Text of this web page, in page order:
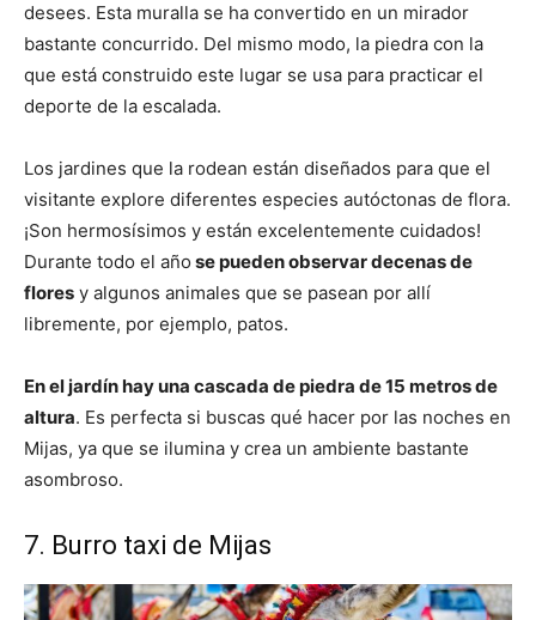
desees. Esta muralla se ha convertido en un mirador
bastante concurrido. Del mismo modo, la piedra con la
que está construido este lugar se usa para practicar el
deporte de la escalada.
Los jardines que la rodean están diseñados para que el
visitante explore diferentes especies autóctonas de flora.
¡Son hermosísimos y están excelentemente cuidados!
Durante todo el año se pueden observar decenas de
flores y algunos animales que se pasean por allí
libremente, por ejemplo, patos.
En el jardín hay una cascada de piedra de 15 metros de
altura. Es perfecta si buscas qué hacer por las noches en
Mijas, ya que se ilumina y crea un ambiente bastante
asombroso.
7. Burro taxi de Mijas